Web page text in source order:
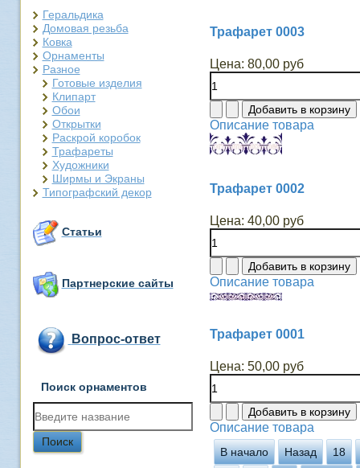
Геральдика
Домовая резьба
Ковка
Орнаменты
Разное
Готовые изделия
Клипарт
Обои
Открытки
Раскрой коробок
Трафареты
Художники
Ширмы и Экраны
Типографский декор
Статьи
Партнерские сайты
Вопрос-ответ
Поиск орнаментов
Трафарет 0003
Цена: 80,00 руб
Описание товара
Трафарет 0002
Цена: 40,00 руб
Описание товара
Трафарет 0001
Цена: 50,00 руб
Описание товара
В начало Назад
18